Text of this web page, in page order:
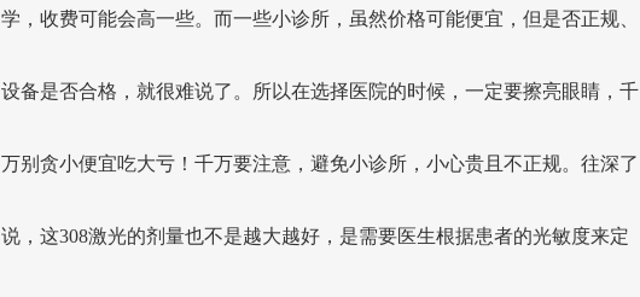
学，收费可能会高一些。而一些小诊所，虽然价格可能便宜，但是否正规、
设备是否合格，就很难说了。所以在选择医院的时候，一定要擦亮眼睛，千
万别贪小便宜吃大亏！千万要注意，避免小诊所，小心贵且不正规。往深了
说，这308激光的剂量也不是越大越好，是需要医生根据患者的光敏度来定